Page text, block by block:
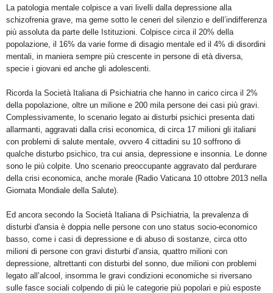
La patologia mentale colpisce a vari livelli dalla depressione alla
schizofrenia grave, ma geme sotto le ceneri del silenzio e dell’indifferenza
più assoluta da parte delle Istituzioni. Colpisce circa il 20% della
popolazione, il 16% da varie forme di disagio mentale ed il 4% di disordini
mentali, in maniera sempre più crescente in persone di età diversa,
specie i giovani ed anche gli adolescenti.
Ricorda la Società Italiana di Psichiatria che hanno in carico circa il 2%
della popolazione, oltre un milione e 200 mila persone dei casi più gravi.
Complessivamente, lo scenario legato ai disturbi psichici presenta dati
allarmanti, aggravati dalla crisi economica, di circa 17 milioni gli italiani
con problemi di salute mentale, ovvero 4 cittadini su 10 soffrono di
qualche disturbo psichico, tra cui ansia, depressione e insonnia. Le donne
sono le più colpite. Uno scenario preoccupante aggravato dal perdurare
della crisi economica, anche morale (Radio Vaticana 10 ottobre 2013 nella
Giornata Mondiale della Salute).
Ed ancora secondo la Società Italiana di Psichiatria, la prevalenza di
disturbi d'ansia è doppia nelle persone con uno status socio-economico
basso, come i casi di depressione e di abuso di sostanze, circa otto
milioni di persone con gravi disturbi d’ansia, quattro milioni con
depressione, altrettanti con disturbi del sonno, due milioni con problemi
legato all’alcool, insomma le gravi condizioni economiche si riversano
sulle fasce sociali colpendo di più le categorie più popolari e più esposte